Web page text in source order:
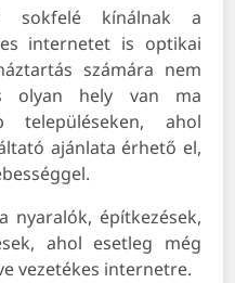
sokfelé kínálnak a
internetet is optikai
számára nem
olyan hely van ma
településeken, ahol
ajánlata érhető el,
nyaralók, építkezések,
ahol esetleg még
vezetékes internetre.